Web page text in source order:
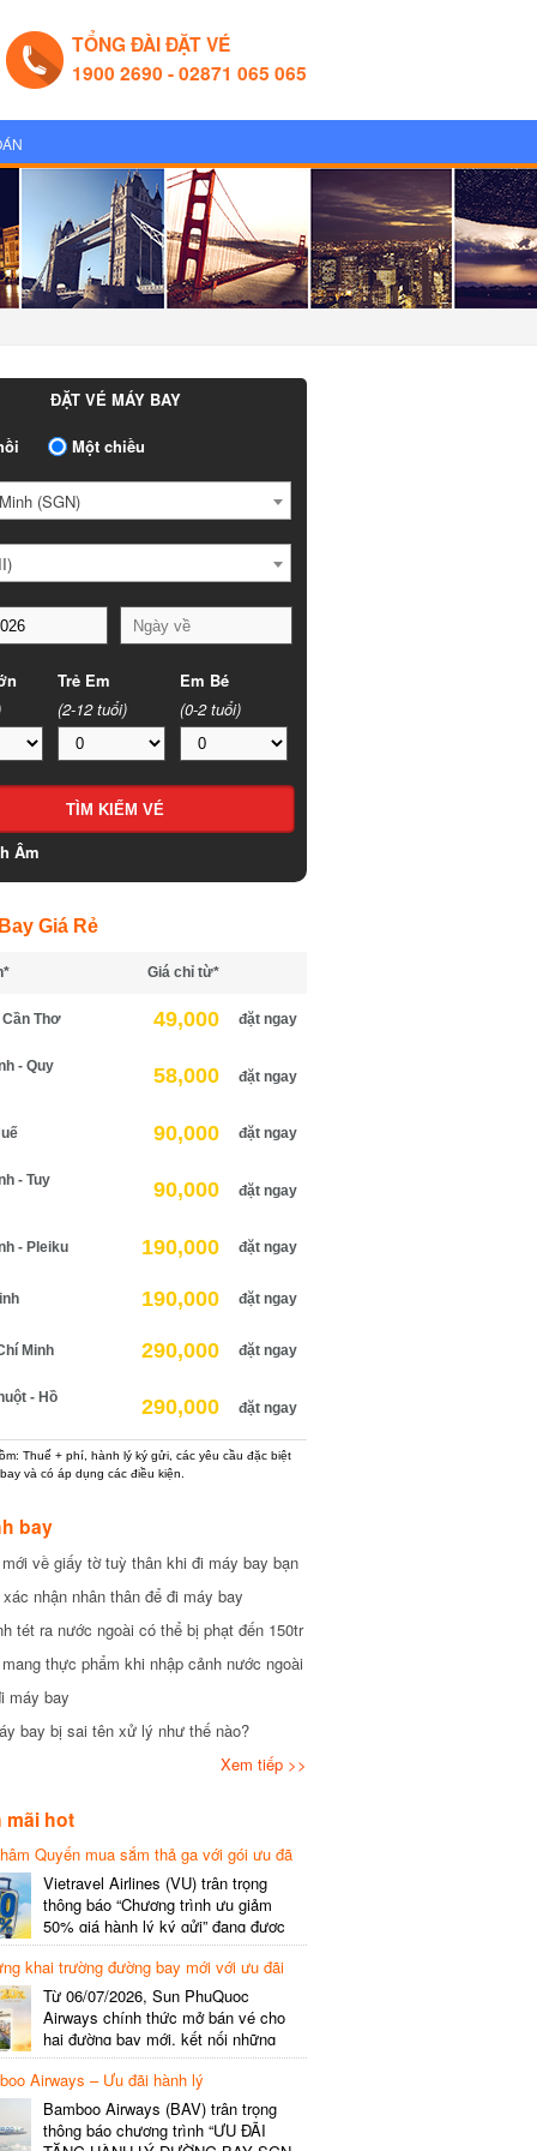
TỔNG ĐÀI ĐẶT VÉ
1900 2690 - 02871 065 065
ĐẶT VÉ MÁY BAY
Một chiều
(SGN)
Trẻ Em
(2-12 tuổi)
Em Bé
(0-2 tuổi)
Âm
Giá Rẻ
Giá chỉ từ*
Thơ 49,000 đặt ngay
- Quy
58,000 đặt ngay
90,000 đặt ngay
- Tuy
90,000 đặt ngay
- Pleiku 190,000 đặt ngay
190,000 đặt ngay
Minh 290,000 đặt ngay
- Hồ
290,000 đặt ngay
Thuế + phí, hành lý ký gửi, các yêu cầu đặc biệt
và có áp dụng các điều kiện.
bay
về giấy tờ tuỳ thân khi đi máy bay bạn
nhận nhân thân để đi máy bay
tét ra nước ngoài có thể bị phạt đến 150tr
thực phẩm khi nhập cảnh nước ngoài
bay
bay bị sai tên xử lý như thế nào?
Xem tiếp >>
hot
Quyến mua sắm thả ga với gói ưu đã
gói cước
Vietravel Airlines (VU) trân trọng
thông báo “Chương trình ưu giảm
50% giá hành lý ký gửi” đang được
triển khai cho đường bay quốc tế mới
kết nối từ TP. Hồ Chí Minh
(SGN) đi Thâm Quyến – Trung Quốc
(SZX), chi tiết như sau: LỊCH BAY
CHI TIẾT Đường bay SHCB Giờ khởi
hành Giờ đến Tần suất…
khai trường đường bay mới với ưu đãi
Từ 06/07/2026, Sun PhuQuoc
Airways chính thức mở bán vé cho
hai đường bay mới, kết nối những
điểm đến giàu trải nghiệm, giúp hành
khách khám phá vẻ đẹp thiên nhiên
và văn hóa của miền Trung Việt Nam.
Thông tin đường bay mới Đường bay
Airways – Ưu đãi hành lý
Bamboo Airways (BAV) trân trọng
thông báo chương trình “ƯU ĐÃI